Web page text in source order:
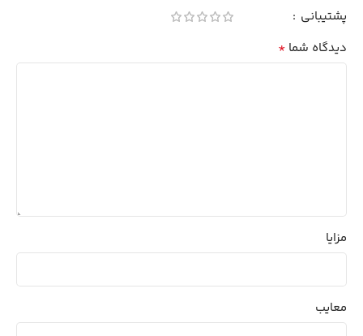
پشتیبانی
دیدگاه شما *
مزایا
معایب